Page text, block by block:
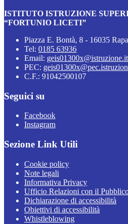
ISTITUTO ISTRUZIONE
“FORTUNIO LICETI”
Piazza E. Bontà, 8 - 16035
Tel: 0185 63936
Email: geis01300x@istruzione.it
PEC:
C.F.: 91042500107
Seguici su
Facebook
Instagram
Sezione Link Utili
Cookie policy
Note legali
Informativa Privacy
Ufficio Relazioni con il
Dichiarazione di accessibilità
Obiettivi di accessibilità
Whistleblowing